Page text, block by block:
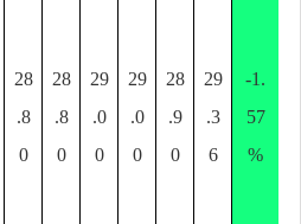
28
.8
0
28
.8
0
29
.0
0
29
.0
0
28
.9
0
29
.3
6
-1.
57
%